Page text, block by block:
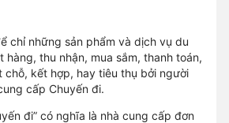
chỉ những sản phẩm và dịch vụ du
hàng, thu nhận, mua sắm, thanh toán,
chỗ, kết hợp, hay tiêu thụ bởi người
cấp Chuyến đi.
đi” có nghĩa là nhà cung cấp đơn